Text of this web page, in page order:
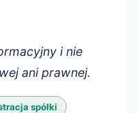
i nie
ani prawnej.
spółki